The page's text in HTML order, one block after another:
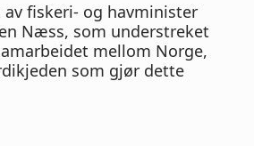
fiskeri- og havminister
Næss, som understreket
mellom Norge,
som gjør dette